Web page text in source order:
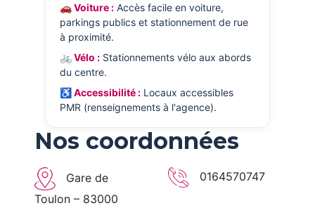
🚗 Voiture :Accès facile en voiture,
parkings publics et stationnement de rue
à proximité.
🚲 Vélo :Stationnements vélo aux abords
du centre.
♿ Accessibilité :Locaux accessibles
PMR (renseignements à l'agence).
Nos coordonnées
Gare de
Toulon – 83000
0164570747